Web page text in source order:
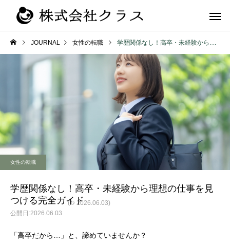
第二新卒・メ
ラス
JOURNAL 女性の転職 学歴関係なし！高卒・未経験から理想の仕事を見つける完全ガイド
女性の転職
学歴関係なし！高卒・未経験から理想の仕事を見
つける完全ガイド
2026.06.03
(↻ 2026.06.03)
「高卒だから…」と、諦めていませんか？